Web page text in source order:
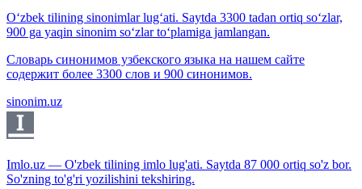
O‘zbek tilining sinonimlar lug‘ati. Saytda 3300 tadan ortiq so‘zlar,
900 ga yaqin sinonim so‘zlar to‘plamiga jamlangan.
Словарь синонимов узбекского языка на нашем сайте
содержит более 3300 слов и 900 синонимов.
sinonim.uz
Imlo.uz — O'zbek tilining imlo lug'ati. Saytda 87 000 ortiq so'z bor.
So'zning to'g'ri yozilishini tekshiring.